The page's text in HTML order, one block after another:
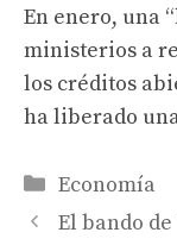
En enero, una
ministerios a
los créditos
ha liberado
Categorías
Economía
El bando